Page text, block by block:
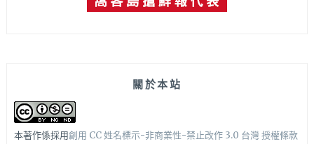
關於本站
本著作係採用創用 CC 姓名標示-非商業性-禁止改作 3.0 台灣 授權條款